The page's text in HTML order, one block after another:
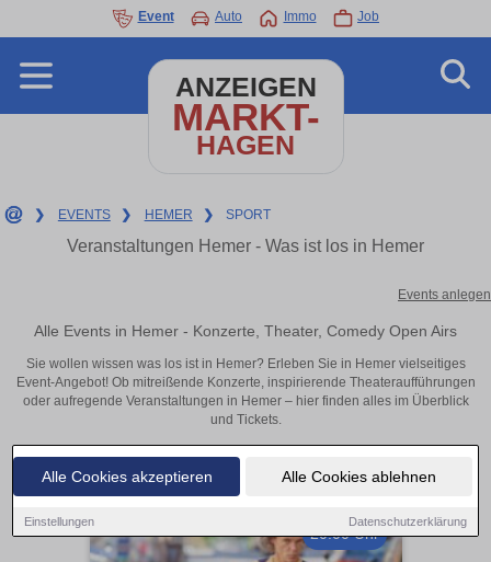
Alle Cookies akzeptieren Alle Cookies ablehnen
Einstellungen Datenschutzerklärung
Event Auto Immo Job
ANZEIGEN
MARKT-
HAGEN
❯ EVENTS ❯ HEMER ❯ SPORT
Veranstaltungen Hemer - Was ist los in Hemer
Events anlegen
Alle Events in Hemer - Konzerte, Theater, Comedy Open Airs
Sie wollen wissen was los ist in Hemer? Erleben Sie in Hemer vielseitiges
Event-Angebot! Ob mitreißende Konzerte, inspirierende Theateraufführungen
oder aufregende Veranstaltungen in Hemer – hier finden alles im Überblick
und Tickets.
20:00 Uhr